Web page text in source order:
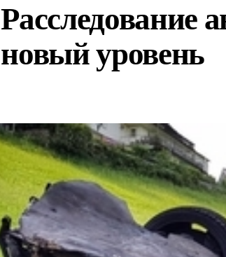
Расследование
новый уровень